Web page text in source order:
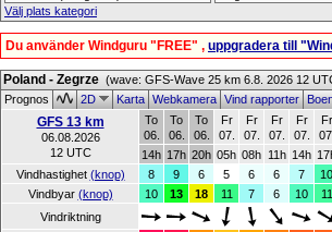
Välj plats kategori
Du använder Windguru "FREE" , uppgradera till
Poland - Zegrze (wave: GFS-Wave 25 km 6.8. 2026 12
Prognos
2D KartaWebkameraVind rapporter
GFS 13 km
06.08.2026
12 UTC
To
06.
To
06.
To
06.
Fr
07.
Fr
07.
Fr
07.
Fr
07.
Fr
14h 17h 20h 05h 08h 11h 14h
Vindhastighet (knop) 8 9 6 5 6 6 7
10
Vindbyar (knop) 10 13 18 11 7 6 10
11
Vindriktning